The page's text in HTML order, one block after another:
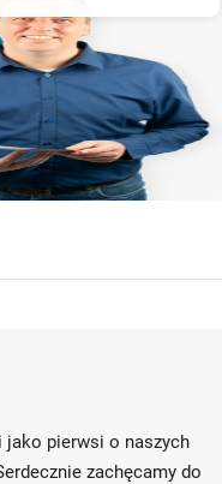
jako pierwsi o naszych
zachęcamy do